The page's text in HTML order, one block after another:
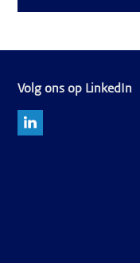
Volg ons op LinkedIn